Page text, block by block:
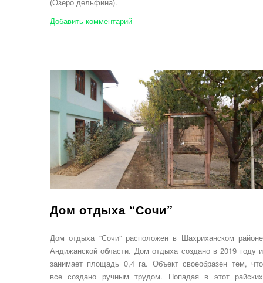
Добавить комментарий
Дом отдыха “Сочи”
Дом отдыха “Сочи” расположен в Шахриханском районе
Андижанской области. Дом отдыха создано в 2019 году и
занимает площадь 0,4 га. Объект своеобразен тем, что
все создано ручным трудом. Попадая в этот райских